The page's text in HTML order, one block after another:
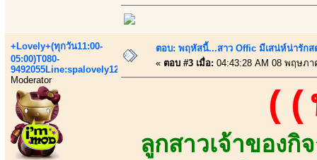
+Lovely+(ทุกวัน11:00-
05:00)T080-
9492055Line:spalovely123
Moderator
ตอบ: พฤหัสนี้...สาว Offic มีเสน่ห์น่ารักส
« ตอบ #3 เมื่อ: 04:43:28 AM 08 พฤษภา
((
ลูกสาวเจ้าของ